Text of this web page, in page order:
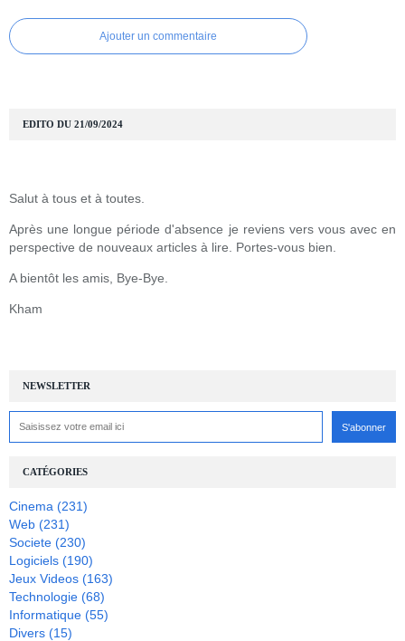
Ajouter un commentaire
NEWSLETTER
CATÉGORIES
Cinema (231)
Web (231)
Societe (230)
Logiciels (190)
Jeux Videos (163)
Technologie (68)
Informatique (55)
Divers (15)
EDITO DU 21/09/2024
Salut à tous et à toutes.
Après une longue période d'absence je reviens vers vous avec en
perspective de nouveaux articles à lire. Portes-vous bien.
A bientôt les amis, Bye-Bye.
Kham